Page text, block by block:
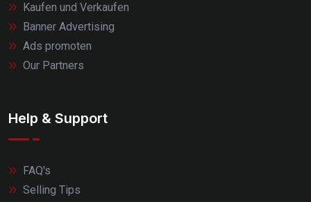
Kaufen und Verkaufen
Banner Advertising
Ads promoten
Our Partners
Help & Support
FAQ's
Selling Tips